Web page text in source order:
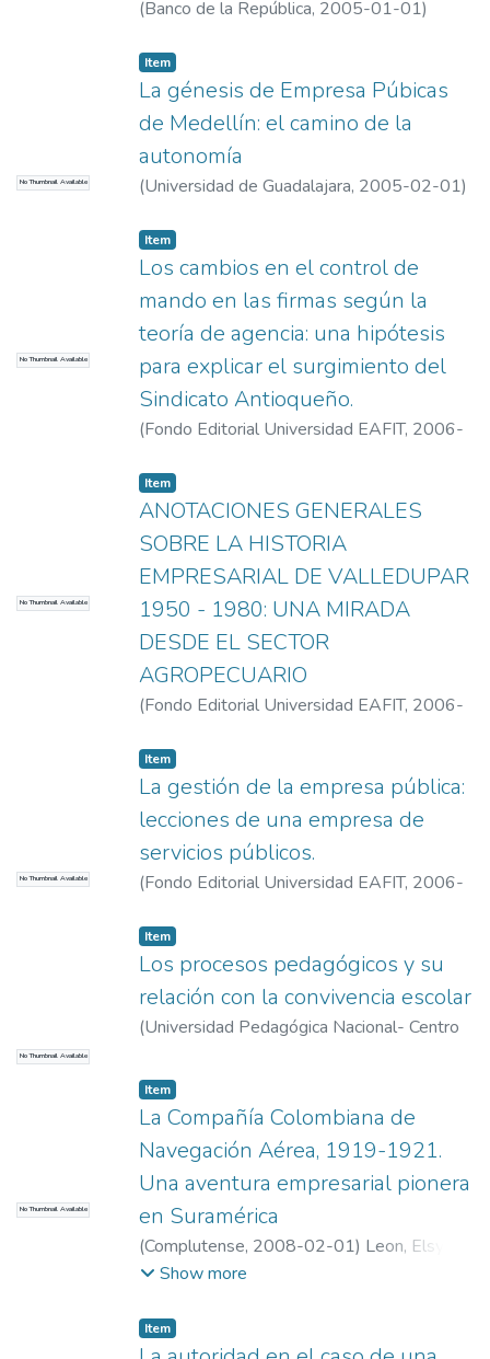
(Banco de la República, 2005-01-01)
No Thumbnail Available
Item
La génesis de Empresa Púbicas
de Medellín: el camino de la
autonomía
(Universidad de Guadalajara, 2005-02-01)
No Thumbnail Available
Item
Los cambios en el control de
mando en las firmas según la
teoría de agencia: una hipótesis
para explicar el surgimiento del
Sindicato Antioqueño.
(Fondo Editorial Universidad EAFIT, 2006-
No Thumbnail Available
Item
ANOTACIONES GENERALES
SOBRE LA HISTORIA
EMPRESARIAL DE VALLEDUPAR
1950 - 1980: UNA MIRADA
DESDE EL SECTOR
AGROPECUARIO
(Fondo Editorial Universidad EAFIT, 2006-
No Thumbnail Available
Item
La gestión de la empresa pública:
lecciones de una empresa de
servicios públicos.
(Fondo Editorial Universidad EAFIT, 2006-
No Thumbnail Available
Item
Los procesos pedagógicos y su
relación con la convivencia escolar
(Universidad Pedagógica Nacional- Centro
Jurado Jurado, Juan Carlos
No Thumbnail Available
Item
La Compañía Colombiana de
Navegación Aérea, 1919-1921.
Una aventura empresarial pionera
en Suramérica
(Complutense, 2008-02-01) Leon, Elsy
KarimShow more
Item